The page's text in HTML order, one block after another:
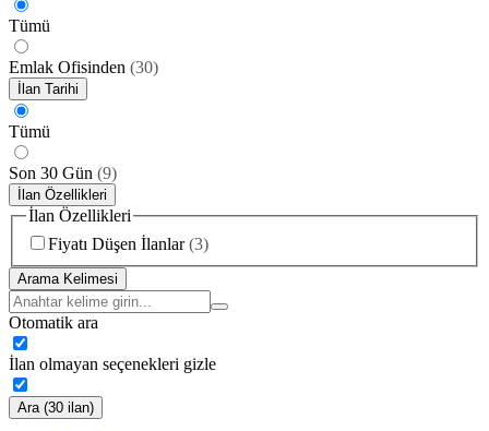
Tümü
Emlak Ofisinden (30)
İlan Tarihi
Tümü
Son 30 Gün (9)
İlan Özellikleri
İlan Özellikleri
Fiyatı Düşen İlanlar (3)
Arama Kelimesi
Otomatik ara
İlan olmayan seçenekleri gizle
Ara (30 ilan)